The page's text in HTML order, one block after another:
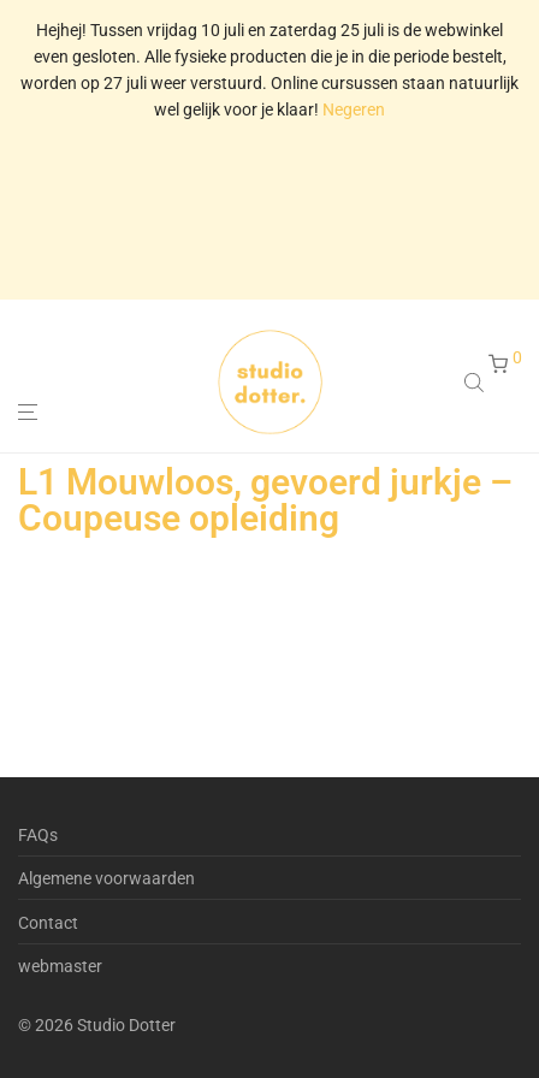
Hejhej! Tussen vrijdag 10 juli en zaterdag 25 juli is de webwinkel
even gesloten. Alle fysieke producten die je in die periode bestelt,
worden op 27 juli weer verstuurd. Online cursussen staan natuurlijk
wel gelijk voor je klaar! Negeren
0
L1 Mouwloos, gevoerd jurkje –
Coupeuse opleiding
FAQs
Algemene voorwaarden
Contact
webmaster
©2026 Studio Dotter